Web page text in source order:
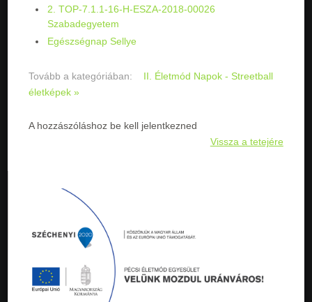
2. TOP-7.1.1-16-H-ESZA-2018-00026
Szabadegyetem
Egészségnap Sellye
Tovább a kategóriában:
II. Életmód Napok - Streetball
életképek »
A hozzászóláshoz be kell jelentkezned
Vissza a tetejére